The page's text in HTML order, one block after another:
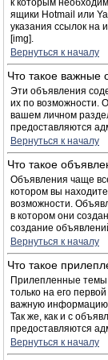
к которым
ящики Hotmail или
указания ссылок на
[img].
Вернуться к началу
Что такое важные
Эти объявления
их по возможности.
вашем личном
предоставляются
Вернуться к началу
Что такое
Объявления чаще
котором вы
возможности.
в котором они
создание
Вернуться к началу
Что такое
Прилепленные темы
только на его
важную
Так же, как и с
предоставляются
Вернуться к началу